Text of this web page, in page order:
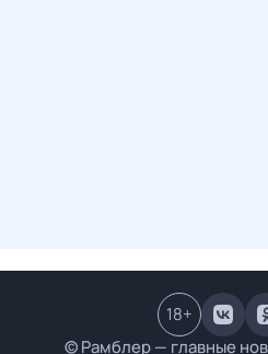
© Рамблер — главные
18+